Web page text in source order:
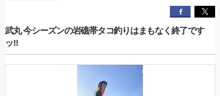
武丸 今シーズンの岩礁帯タコ釣りはまもなく終了です
ッ‼︎